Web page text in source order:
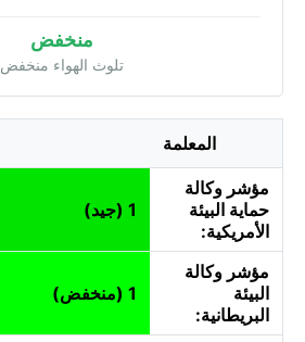
منخفض
تلوث الهواء منخفض
المعلمة
مؤشر وكالة
حماية البيئة
الأمريكية:
1 (جيد)
مؤشر وكالة
البيئة
البريطانية:
1 (منخفض)